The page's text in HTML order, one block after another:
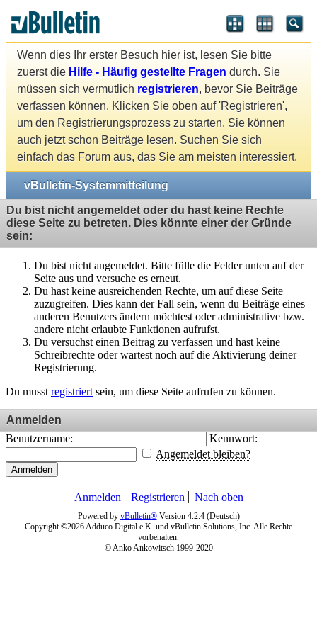
Wenn dies Ihr erster Besuch hier ist, lesen Sie bitte
zuerst die Hilfe - Häufig gestellte Fragen durch. Sie
müssen sich vermutlich registrieren, bevor Sie Beiträge
verfassen können. Klicken Sie oben auf 'Registrieren',
um den Registrierungsprozess zu starten. Sie können
auch jetzt schon Beiträge lesen. Suchen Sie sich
einfach das Forum aus, das Sie am meisten interessiert.
vBulletin-Systemmitteilung
Du bist nicht angemeldet oder du hast keine Rechte
diese Seite zu betreten. Dies könnte einer der Gründe
sein:
Du bist nicht angemeldet. Bitte fülle die Felder unten auf der
Seite aus und versuche es erneut.
Du hast keine ausreichenden Rechte, um auf diese Seite
zuzugreifen. Dies kann der Fall sein, wenn du Beiträge eines
anderen Benutzers ändern möchtest oder administrative bzw.
andere nicht erlaubte Funktionen aufrufst.
Du versuchst einen Beitrag zu verfassen und hast keine
Schreibrechte oder wartest noch auf die Aktivierung deiner
Registrierung.
Du musst registriert sein, um diese Seite aufrufen zu können.
Anmelden
Benutzername:
Kennwort:
Angemeldet bleiben?
Anmelden
Anmelden Registrieren Nach oben
Powered by vBulletin®Version 4.2.4 (Deutsch)
Copyright ©2026 Adduco Digital e.K. und vBulletin Solutions, Inc. Alle Rechte
vorbehalten.
© Anko Ankowitsch 1999-2020